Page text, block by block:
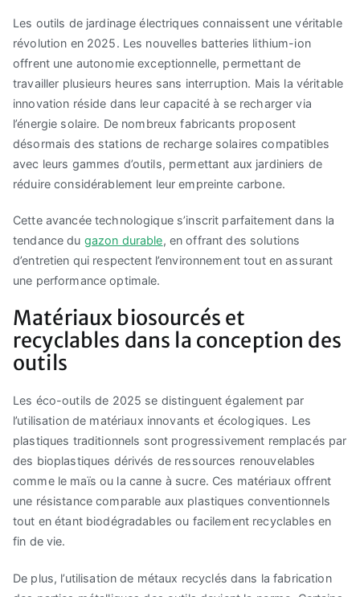
Les outils de jardinage électriques connaissent une véritable
révolution en 2025. Les nouvelles batteries lithium-ion
offrent une autonomie exceptionnelle, permettant de
travailler plusieurs heures sans interruption. Mais la véritable
innovation réside dans leur capacité à se recharger via
l’énergie solaire. De nombreux fabricants proposent
désormais des stations de recharge solaires compatibles
avec leurs gammes d’outils, permettant aux jardiniers de
réduire considérablement leur empreinte carbone.
Cette avancée technologique s’inscrit parfaitement dans la
tendance du gazon durable, en offrant des solutions
d’entretien qui respectent l’environnement tout en assurant
une performance optimale.
Matériaux biosourcés et
recyclables dans la conception des
outils
Les éco-outils de 2025 se distinguent également par
l’utilisation de matériaux innovants et écologiques. Les
plastiques traditionnels sont progressivement remplacés par
des bioplastiques dérivés de ressources renouvelables
comme le maïs ou la canne à sucre. Ces matériaux offrent
une résistance comparable aux plastiques conventionnels
tout en étant biodégradables ou facilement recyclables en
fin de vie.
De plus, l’utilisation de métaux recyclés dans la fabrication